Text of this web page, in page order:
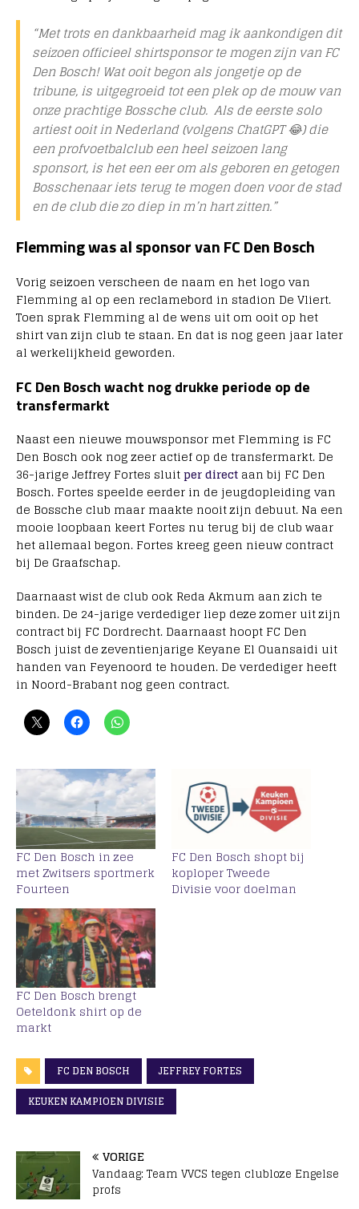
“Met trots en dankbaarheid mag ik aankondigen dit
seizoen officieel shirtsponsor te mogen zijn van FC
Den Bosch! Wat ooit begon als jongetje op de
tribune, is uitgegroeid tot een plek op de mouw van
onze prachtige Bossche club. Als de eerste solo
artiest ooit in Nederland (volgens ChatGPT 😂) die
een profvoetbalclub een heel seizoen lang
sponsort, is het een eer om als geboren en getogen
Bosschenaar iets terug te mogen doen voor de stad
en de club die zo diep in m’n hart zitten.”
Flemming was al sponsor van FC Den Bosch
Vorig seizoen verscheen de naam en het logo van
Flemming al op een reclamebord in stadion De Vliert.
Toen sprak Flemming al de wens uit om ooit op het
shirt van zijn club te staan. En dat is nog geen jaar later
al werkelijkheid geworden.
FC Den Bosch wacht nog drukke periode op de
transfermarkt
Naast een nieuwe mouwsponsor met Flemming is FC
Den Bosch ook nog zeer actief op de transfermarkt. De
36-jarige Jeffrey Fortes sluitper direct aan bij FC Den
Bosch. Fortes speelde eerder in de jeugdopleiding van
de Bossche club maar maakte nooit zijn debuut. Na een
mooie loopbaan keert Fortes nu terug bij de club waar
het allemaal begon. Fortes kreeg geen nieuw contract
bij De Graafschap.
Daarnaast wist de club ook Reda Akmum aan zich te
binden. De 24-jarige verdediger liep deze zomer uit zijn
contract bij FC Dordrecht. Daarnaast hoopt FC Den
Bosch juist de zeventienjarige Keyane El Ouansaidi uit
handen van Feyenoord te houden. De verdediger heeft
in Noord-Brabant nog geen contract.
FC Den Bosch in zee
met Zwitsers sportmerk
Fourteen
FC Den Bosch shopt bij
koploper Tweede
Divisie voor doelman
FC Den Bosch brengt
Oeteldonk shirt op de
markt
FC DEN BOSCH
JEFFREY FORTES
KEUKEN KAMPIOEN DIVISIE
VORIGE
Vandaag: Team VVCS tegen clubloze Engelse
profs